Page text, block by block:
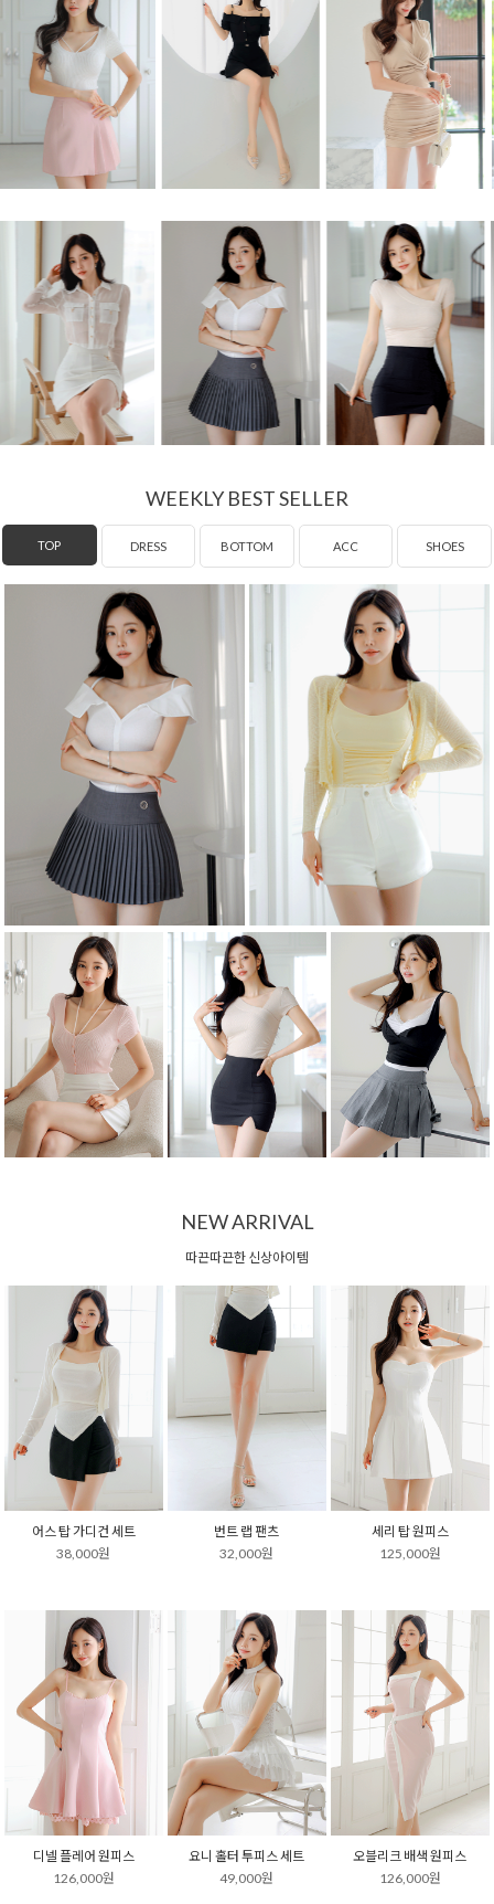
WEEKLY BEST SELLER
TOP DRESS BOTTOM ACC SHOES
NEW ARRIVAL
따끈따끈한 신상아이템
어스 탑 가디건 세트
38,000원
번트 랩 팬츠
32,000원
세리 탑 원피스
125,000원
디넬 플레어 원피스
126,000원
요니 홀터 투피스 세트
49,000원
오블리크 배색 원피스
126,000원